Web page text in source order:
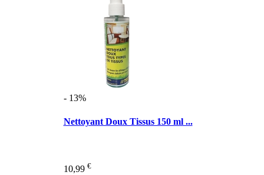
- 13%
Nettoyant Doux Tissus 150 ml ...
10,99 €